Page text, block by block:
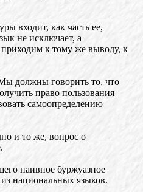
входит, как часть ее,
не исключает, а
к тому же выводу, к
должны говорить то, что
право пользования
самоопределению
и то же, вопрос о
наивное буржуазное
национальных языков.